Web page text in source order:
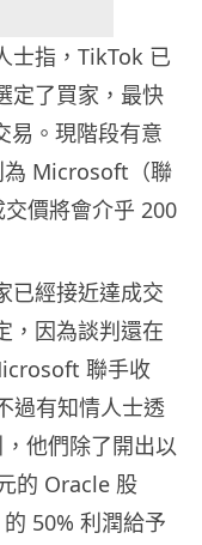
士指，TikTok 已
定了買家，最快
易。現階段有意
為 Microsoft（聯
價將會介乎 200
已經接近達成交
，因為談判還在
聯手收
過有知情人士透
他們除了開出以
的 Oracle 股
50% 利潤給予